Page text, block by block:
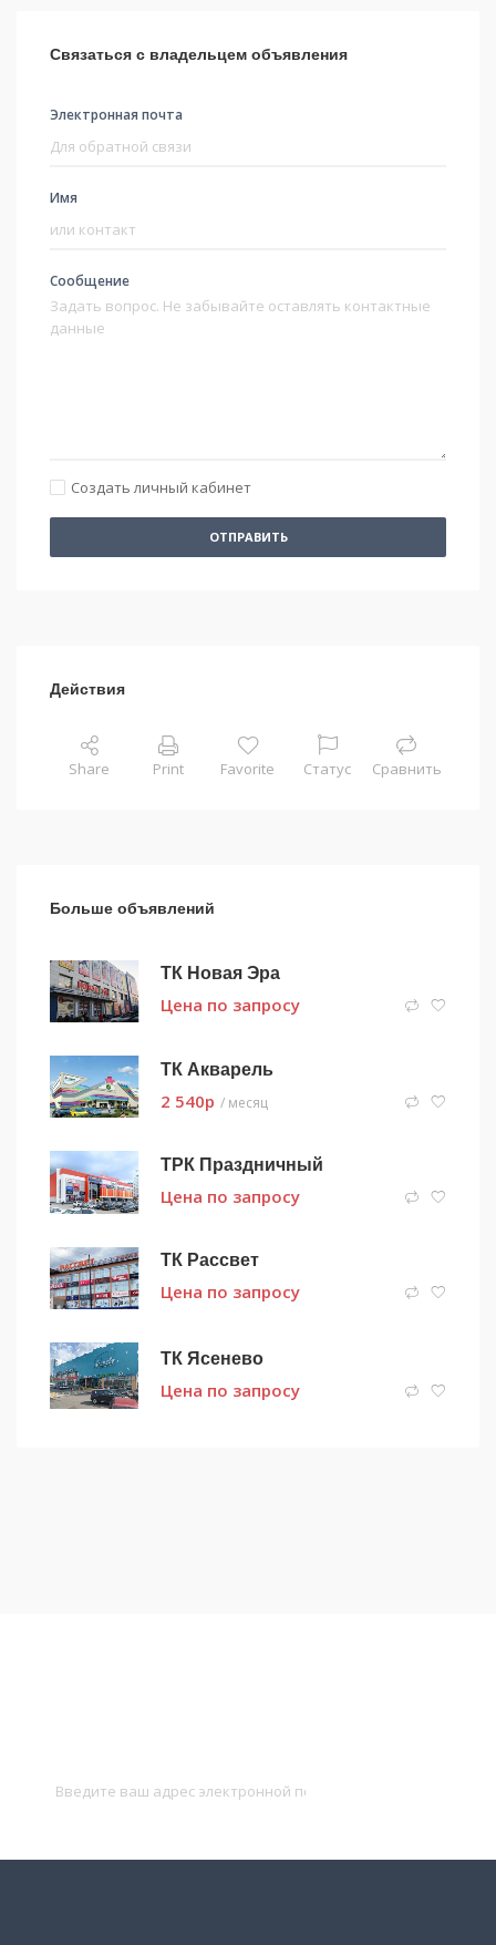
Связаться с владельцем объявления
Электронная почта
Имя
Сообщение
Создать личный кабинет
ОТПРАВИТЬ
Действия
Share Print Favorite Статус Сравнить
Больше объявлений
ТК Новая Эра
Цена по запросу
ТК Акварель
2 540p / месяц
ТРК Праздничный
Цена по запросу
ТК Рассвет
Цена по запросу
ТК Ясенево
Цена по запросу